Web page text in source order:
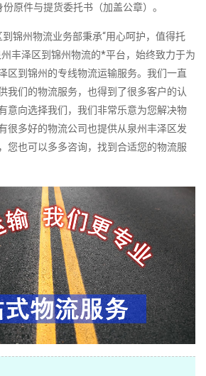
原件与提货委托书（加盖公章）。
锦州物流业务部秉承“用心呵护，值得托
丰泽区到锦州物流的*平台，始终致力于为
区到锦州的专线物流运输服务。我们一直
我们的物流服务，也得到了很多客户的认
意向选择我们，我们非常乐意为您解决物
很多好的物流公司也提供从泉州丰泽区发
您也可以多多咨询，找到合适您的物流服